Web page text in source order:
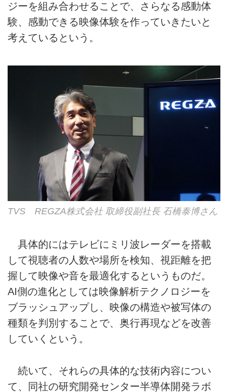
ジーを組み合わせることで、さらなる感動体
験、感動できる映像体験を作っていきたいと
考えているという。
TVS REGZA株式会社 取締役副社長 石橋泰博さん
具体的にはテレビにミリ波レーダーを搭載
して視聴者の人数や場所を検知、視距離を把
握して映像や音を最適化するというものだ。
AI側の進化としては映像解析テクノロジーを
ブラッシュアップし、映像の構造や被写体の
種類を判別することで、奥行再現などを改善
していくという。
続いて、それらの具体的な技術内容につい
て、同社の研究開発センター半導体開発ラボ